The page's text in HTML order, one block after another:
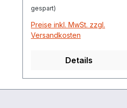
und Doppelnippel ½
gespart)
Preise inkl. MwSt. zzgl.
Versandkosten
Details